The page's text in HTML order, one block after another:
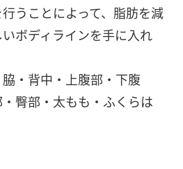
うことによって、脂肪を減
ボディラインを手に入れ
・背中・上腹部・下腹
臀部・太もも・ふくらは